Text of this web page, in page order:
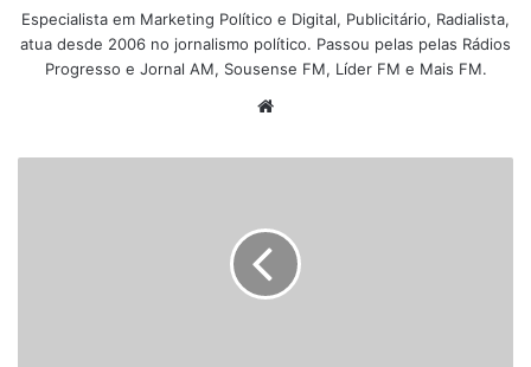
Especialista em Marketing Político e Digital, Publicitário, Radialista,
atua desde 2006 no jornalismo político. Passou pelas pelas Rádios
Progresso e Jornal AM, Sousense FM, Líder FM e Mais FM.
b